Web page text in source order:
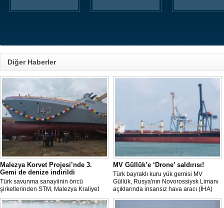
Diğer Haberler
Malezya Korvet Projesi’nde 3.
Gemi de denize indirildi
Türk savunma sanayiinin öncü
şirketlerinden STM, Malezya Kraliyet
Donanması için inşa ettiği üç korvetlik
projede son gemiyi de denize indirdi.
MV Güllük’e ‘Drone’ saldırısı!
Türk bayraklı kuru yük gemisi MV
Güllük, Rusya'nın Novorossiysk Limanı
açıklarında insansız hava aracı (İHA)
saldırısına uğradı.